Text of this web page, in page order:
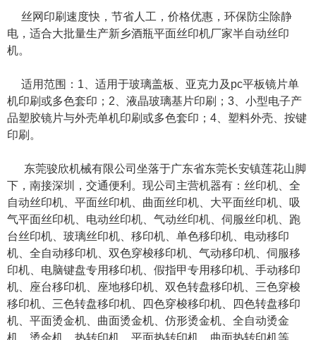
丝网印刷速度快，节省人工，价格优惠，环保防尘除静
电，适合大批量生产新乡酒瓶平面丝印机厂家半自动丝印
机。
适用范围：1、适用于玻璃盖板、亚克力及pc平板镜片单
机印刷或多色套印；2、液晶玻璃基片印刷；3、小型电子产
品塑胶镜片与外壳单机印刷或多色套印；4、塑料外壳、按键
印刷。
东莞骏欣机械有限公司坐落于广东省东莞长安镇莲花山脚
下，南接深圳，交通便利。现公司主营机器有：丝印机、全
自动丝印机、平面丝印机、曲面丝印机、大平面丝印机、吸
气平面丝印机、电动丝印机、气动丝印机、伺服丝印机、跑
台丝印机、玻璃丝印机、移印机、单色移印机、电动移印
机、全自动移印机、双色穿梭移印机、气动移印机、伺服移
印机、电脑键盘专用移印机、假指甲专用移印机、手动移印
机、座台移印机、座地移印机、双色转盘移印机、三色穿梭
移印机、三色转盘移印机、四色穿梭移印机、四色转盘移印
机、平面烫金机、曲面烫金机、仿形烫金机、全自动烫金
机、烫金机、热转印机、平面热转印机、曲面热转印机等。